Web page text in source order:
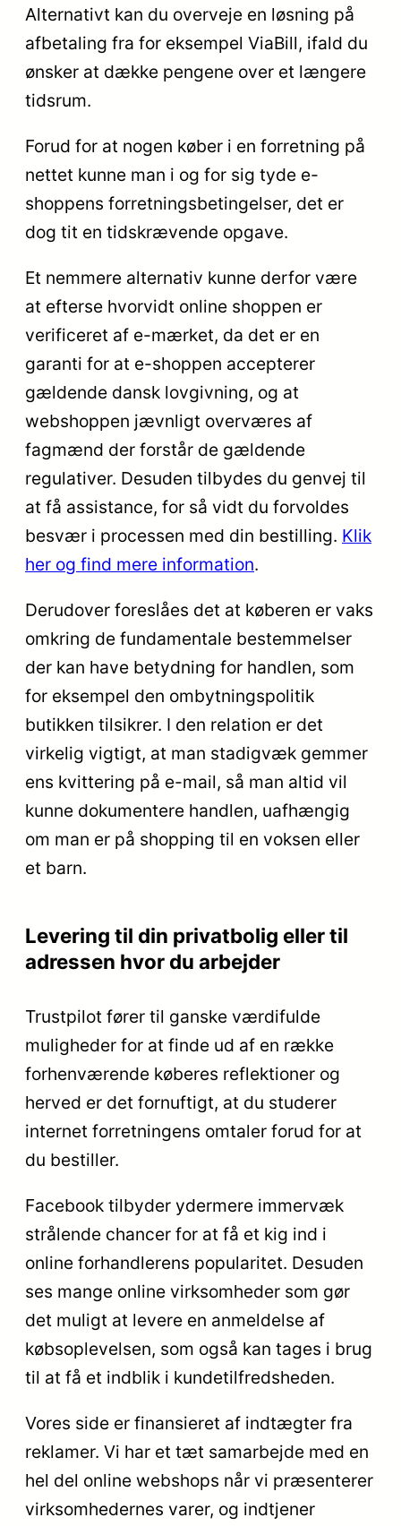
Alternativt kan du overveje en løsning på
afbetaling fra for eksempel ViaBill, ifald du
ønsker at dække pengene over et længere
tidsrum.
Forud for at nogen køber i en forretning på
nettet kunne man i og for sig tyde e-
shoppens forretningsbetingelser, det er
dog tit en tidskrævende opgave.
Et nemmere alternativ kunne derfor være
at efterse hvorvidt online shoppen er
verificeret af e-mærket, da det er en
garanti for at e-shoppen accepterer
gældende dansk lovgivning, og at
webshoppen jævnligt overværes af
fagmænd der forstår de gældende
regulativer. Desuden tilbydes du genvej til
at få assistance, for så vidt du forvoldes
besvær i processen med din bestilling. Klik
her og find mere information.
Derudover foreslåes det at køberen er vaks
omkring de fundamentale bestemmelser
der kan have betydning for handlen, som
for eksempel den ombytningspolitik
butikken tilsikrer. I den relation er det
virkelig vigtigt, at man stadigvæk gemmer
ens kvittering på e-mail, så man altid vil
kunne dokumentere handlen, uafhængig
om man er på shopping til en voksen eller
et barn.
Levering til din privatbolig eller til
adressen hvor du arbejder
Trustpilot fører til ganske værdifulde
muligheder for at finde ud af en række
forhenværende køberes reflektioner og
herved er det fornuftigt, at du studerer
internet forretningens omtaler forud for at
du bestiller.
Facebook tilbyder ydermere immervæk
strålende chancer for at få et kig ind i
online forhandlerens popularitet. Desuden
ses mange online virksomheder som gør
det muligt at levere en anmeldelse af
købsoplevelsen, som også kan tages i brug
til at få et indblik i kundetilfredsheden.
Vores side er finansieret af indtægter fra
reklamer. Vi har et tæt samarbejde med en
hel del online webshops når vi præsenterer
virksomhedernes varer, og indtjener